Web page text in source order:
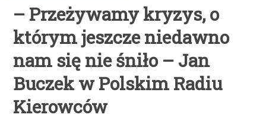
– Przeżywamy kryzys, o
którym jeszcze niedawno
nam się nie śniło – Jan
Buczek w Polskim Radiu
Kierowców